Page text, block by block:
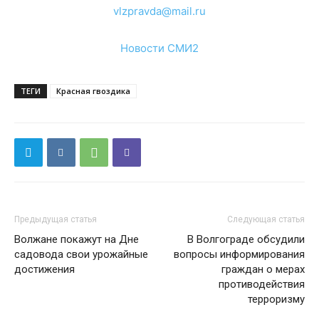
vlzpravda@mail.ru
Новости СМИ2
ТЕГИ Красная гвоздика
Предыдущая статья
Волжане покажут на Дне
садовода свои урожайные
достижения
Следующая статья
В Волгограде обсудили
вопросы информирования
граждан о мерах
противодействия
терроризму